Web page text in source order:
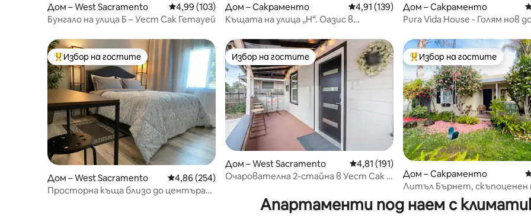
Дом – West Sacramento Средна оценка: 4,99 от 5, 103 отзива
4,99 (103)
Бунгало на улица Б – Уест Сак Гетауей
Дом – Сакраменто Средна оценка: 4,91 от 5, 139 отзива
4,91 (139)
Къщата на улица „H“. Оазис в
Дом – Сакраменто
Pura Vida House - Голям нов
Най-популярен избор на гостите
Избор на гостите
Дом – West Sacramento Средна оценка: 4,86 от 5, 254 отзива
4,86 (254)
Просторна къща близо до центъра
Избор на гостите
Избор на гостите
Дом – West Sacramento Средна оценка: 4,81 от 5, 191 отзива
4,81 (191)
Очарователна 2-стайна в Уест Сак с
Най-популярен избор на
Избор на гостите
Дом – Сакраменто
Литъл Бърнет, скъпоценен
Апартаменти под наем с